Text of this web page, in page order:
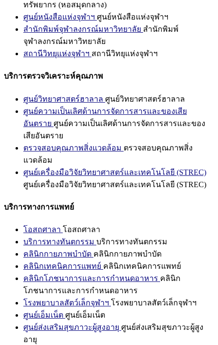
ทรัพยากร (หอสมุดกลาง)
ศูนย์หนังสือแห่งจุฬาฯ ศูนย์หนังสือแห่งจุฬาฯ
สำนักพิมพ์จุฬาลงกรณ์มหาวิทยาลัย สำนักพิมพ์
จุฬาลงกรณ์มหาวิทยาลัย
สถานีวิทยุแห่งจุฬาฯ สถานีวิทยุแห่งจุฬาฯ
บริการตรวจวิเคราะห์คุณภาพ
ศูนย์วิทยาศาสตร์ฮาลาล ศูนย์วิทยาศาสตร์ฮาลาล
ศูนย์ความเป็นเลิศด้านการจัดการสารและของเสีย
อันตราย ศูนย์ความเป็นเลิศด้านการจัดการสารและของ
เสียอันตราย
ตรวจสอบคุณภาพสิ่งแวดล้อม ตรวจสอบคุณภาพสิ่ง
แวดล้อม
ศูนย์เครื่องมือวิจัยวิทยาศาสตร์และเทคโนโลยี (STREC)
ศูนย์เครื่องมือวิจัยวิทยาศาสตร์และเทคโนโลยี (STREC)
บริการทางการแพทย์
โอสถศาลา โอสถศาลา
บริการทางทันตกรรม บริการทางทันตกรรม
คลินิกกายภาพบำบัด คลินิกกายภาพบำบัด
คลินิกเทคนิคการแพทย์ คลินิกเทคนิคการแพทย์
คลินิกโภชนาการและการกำหนดอาหาร คลินิก
โภชนาการและการกำหนดอาหาร
โรงพยาบาลสัตว์เล็กจุฬาฯ โรงพยาบาลสัตว์เล็กจุฬาฯ
ศูนย์เอ็มเน็ต ศูนย์เอ็มเน็ต
ศูนย์ส่งเสริมสุขภาวะผู้สูงอายุ ศูนย์ส่งเสริมสุขภาวะผู้สูง
อายุ